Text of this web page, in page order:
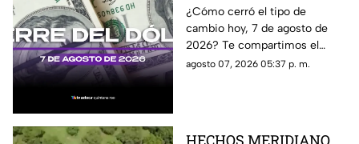
CIERRE de HOY, viernes
7 de agosto de 2026, en
Cancún
¿Cómo cerró el tipo de
cambio hoy, 7 de agosto de
2026? Te compartimos el
precio del dólar al cierre de
agosto 07, 2026 05:37 p. m.
HECHOS MERIDIANO